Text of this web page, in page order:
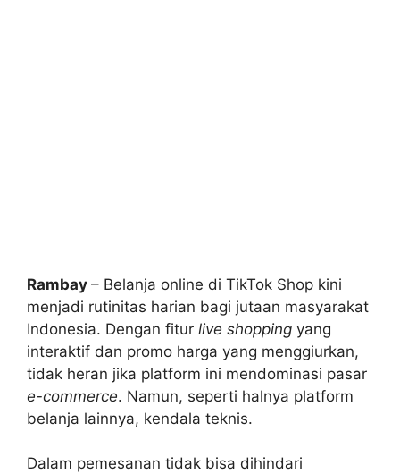
Rambay – Belanja online di TikTok Shop kini
menjadi rutinitas harian bagi jutaan masyarakat
Indonesia. Dengan fitur live shopping yang
interaktif dan promo harga yang menggiurkan,
tidak heran jika platform ini mendominasi pasar
e-commerce. Namun, seperti halnya platform
belanja lainnya, kendala teknis.
Dalam pemesanan tidak bisa dihindari